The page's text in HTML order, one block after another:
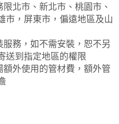
北市、新北市、桃園市、
市，屏東市，偏遠地區及山
服務，如不需安裝，恕不另
送到指定地區的權限
額外使用的管材費，額外管